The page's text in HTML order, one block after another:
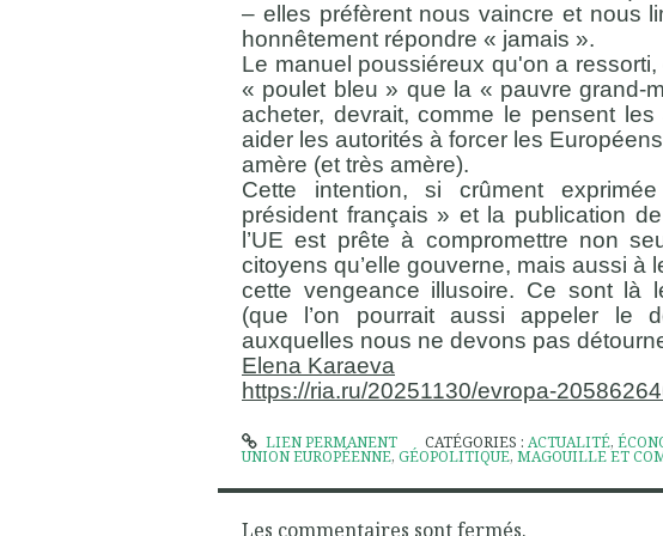
– elles préfèrent nous vaincre et nous
honnêtement répondre « jamais ».
Le manuel poussiéreux qu'on a
« poulet bleu » que la « pauvre grand-
acheter, devrait, comme le pensent
aider les autorités à forcer les
amère (et très amère).
Cette intention, si crûment
président français » et la publication
l’UE est prête à compromettre non
citoyens qu’elle gouverne, mais aussi à
cette vengeance illusoire. Ce sont là
(que l’on pourrait aussi appeler le
auxquelles nous ne devons pas
Elena Karaeva
https://ria.ru/20251130/evropa-
LIEN PERMANENT CATÉGORIES :ACTUALITÉ,
UNION EUROPÉENNE, GÉOPOLITIQUE, MAGOUILLE ET
Les commentaires sont fermés.